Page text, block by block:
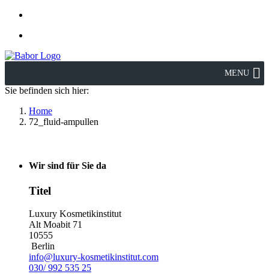
MENU
Sie befinden sich hier:
Home
72_fluid-ampullen
Wir sind für Sie da
Titel
Luxury Kosmetikinstitut
Alt Moabit 71
10555
Berlin
info@luxury-kosmetikinstitut.com
030/ 992 535 25